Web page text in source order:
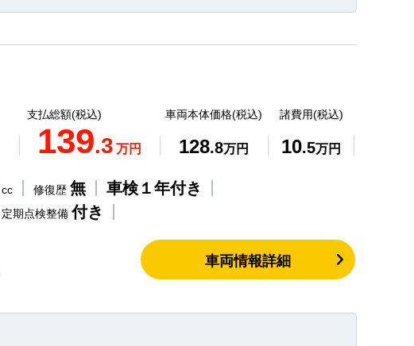
支払総額(税込)
139.3 万円
車両本体価格(税込)
128.8万円
諸費用(税込)
10.5万円
cc 修復歴 無 車検１年付き
定期点検整備付き
車両情報詳細